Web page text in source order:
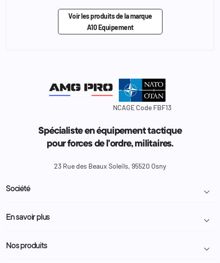
Voir les produits de la marque
A10 Equipement
NCAGE Code FBF13
Spécialiste en équipement tactique
pour forces de l'ordre, militaires.
23 Rue des Beaux Soleils, 95520 Osny
Société 
Livraison et retour colis
Demande de devis
En savoir plus 
Programme Fidélité
Nos produits 